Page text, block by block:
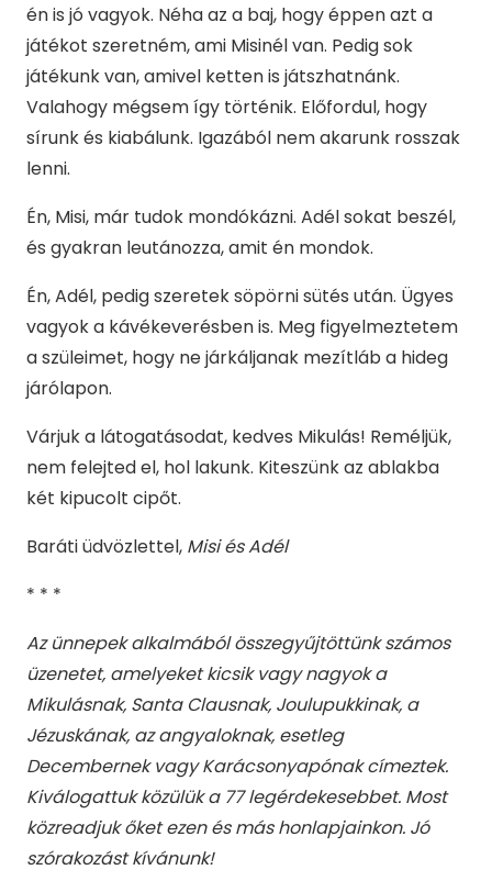
én is jó vagyok. Néha az a baj, hogy éppen azt a
játékot szeretném, ami Misinél van. Pedig sok
játékunk van, amivel ketten is játszhatnánk.
Valahogy mégsem így történik. Előfordul, hogy
sírunk és kiabálunk. Igazából nem akarunk rosszak
lenni.
Én, Misi, már tudok mondókázni. Adél sokat beszél,
és gyakran leutánozza, amit én mondok.
Én, Adél, pedig szeretek söpörni sütés után. Ügyes
vagyok a kávékeverésben is. Meg figyelmeztetem
a szüleimet, hogy ne járkáljanak mezítláb a hideg
járólapon.
Várjuk a látogatásodat, kedves Mikulás! Reméljük,
nem felejted el, hol lakunk. Kiteszünk az ablakba
két kipucolt cipőt.
Baráti üdvözlettel, Misi és Adél
* * *
Az ünnepek alkalmából összegyűjtöttünk számos
üzenetet, amelyeket kicsik vagy nagyok a
Mikulásnak, Santa Clausnak, Joulupukkinak, a
Jézuskának, az angyaloknak, esetleg
Decembernek vagy Karácsonyapónak címeztek.
Kiválogattuk közülük a 77 legérdekesebbet. Most
közreadjuk őket ezen és más honlapjainkon. Jó
szórakozást kívánunk!